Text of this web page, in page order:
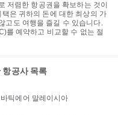
저렴한 항공권을 확보하는 것이
은 귀하의 돈에 대한 최상의 가
고도 여행을 즐길 수 있습니다.
를 예약하고 비교할 수 없는 절
항공사 목록
바틱에어 말레이시아